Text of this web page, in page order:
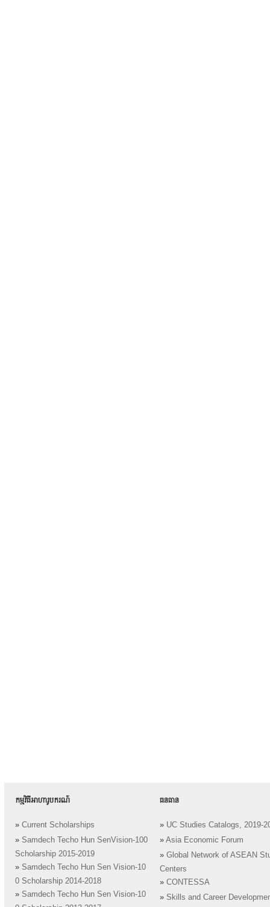
កម្មវិធីអាហារូបករណ៍
» Current Scholarships
» Samdech Techo Hun SenVision-100
Scholarship 2015-2019
» Samdech Techo Hun Sen Vision-10
0 Scholarship 2014-2018
» Samdech Techo Hun Sen Vision-10
ធនធាន
» UC Studies Catalogs, 2019-
» Asia Economic Forum
» Global Network of ASEAN
Centers
» CONTESSA
» Skills and Career